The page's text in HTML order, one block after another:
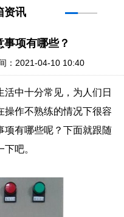
资讯
项有哪些？
2021-04-10 10:40
中​十分常见，为人们日
操作不熟练的情况下很容
项有哪些呢？下面就跟随
吧。